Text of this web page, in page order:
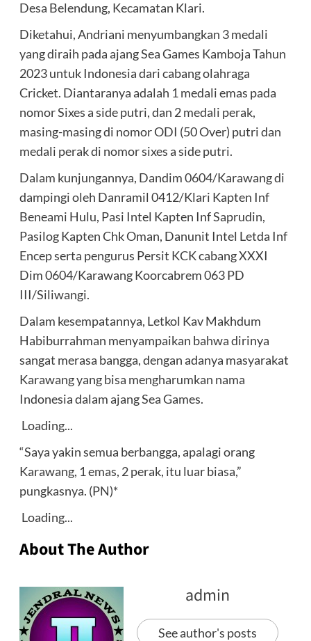
Desa Belendung, Kecamatan Klari.
Diketahui, Andriani menyumbangkan 3 medali
yang diraih pada ajang Sea Games Kamboja Tahun
2023 untuk Indonesia dari cabang olahraga
Cricket. Diantaranya adalah 1 medali emas pada
nomor Sixes a side putri, dan 2 medali perak,
masing-masing di nomor ODI (50 Over) putri dan
medali perak di nomor sixes a side putri.
Dalam kunjungannya, Dandim 0604/Karawang di
dampingi oleh Danramil 0412/Klari Kapten Inf
Beneami Hulu, Pasi Intel Kapten Inf Saprudin,
Pasilog Kapten Chk Oman, Danunit Intel Letda Inf
Encep serta pengurus Persit KCK cabang XXXI
Dim 0604/Karawang Koorcabrem 063 PD
III/Siliwangi.
Dalam kesempatannya, Letkol Kav Makhdum
Habiburrahman menyampaikan bahwa dirinya
sangat merasa bangga, dengan adanya masyarakat
Karawang yang bisa mengharumkan nama
Indonesia dalam ajang Sea Games.
Loading...
“Saya yakin semua berbangga, apalagi orang
Karawang, 1 emas, 2 perak, itu luar biasa,”
pungkasnya. (PN)*
Loading...
About The Author
admin
See author's posts